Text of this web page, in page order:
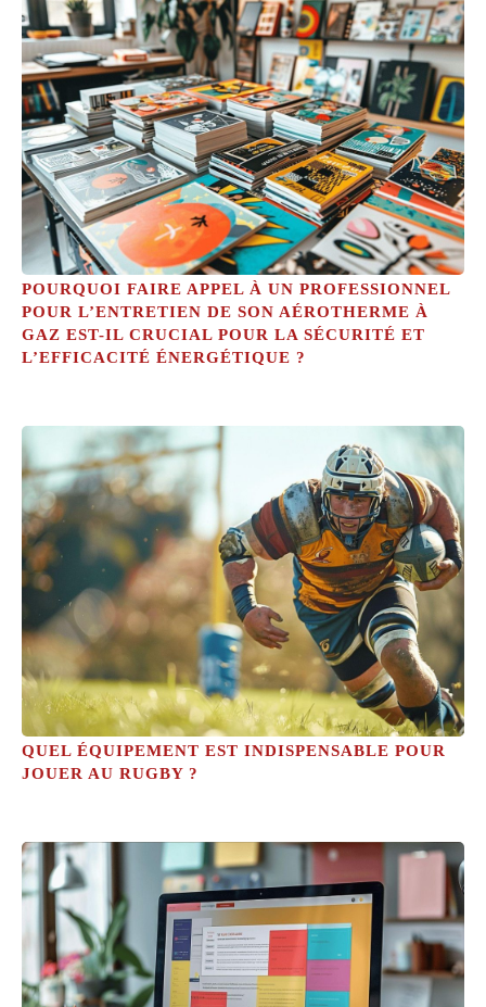
POURQUOI FAIRE APPEL À UN PROFESSIONNEL
POUR L’ENTRETIEN DE SON AÉROTHERME À
GAZ EST-IL CRUCIAL POUR LA SÉCURITÉ ET
L’EFFICACITÉ ÉNERGÉTIQUE ?
QUEL ÉQUIPEMENT EST INDISPENSABLE POUR
JOUER AU RUGBY ?